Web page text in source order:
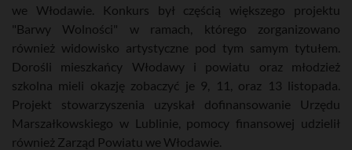
we Włodawie. Konkurs był częścią większego projektu
"Barwy Wolności" w ramach, którego zorganizowano
również widowisko artystyczne pod tym samym tytułem.
Dorośli mieszkańcy Włodawy i powiatu oraz młodzież
szkolna mieli okazję zobaczyć je 9, 11, oraz 13 listopada.
Projekt stowarzyszenia uzyskał dofinansowanie Urzędu
Marszałkowskiego w Lublinie, pomocy finansowej udzielił
również Zarząd Powiatu we Włodawie.